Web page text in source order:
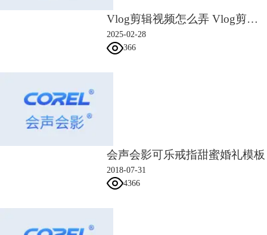
（图三：调整音量界面）
Vlog剪辑视频怎么弄 Vlog剪辑视频的软件
2025-02-28
366
会声会影可乐戒指甜蜜婚礼模板
2018-07-31
4366